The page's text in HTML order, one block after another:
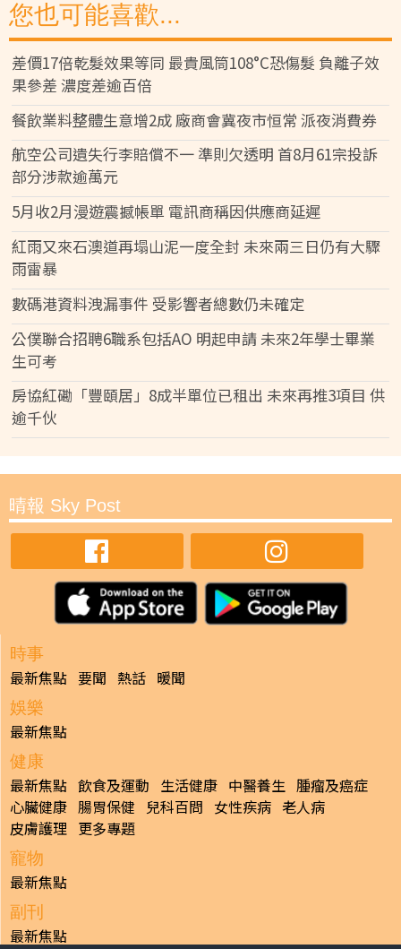
您也可能喜歡...
差價17倍乾髮效果等同 最貴風筒108°C恐傷髮 負離子效
果參差 濃度差逾百倍
餐飲業料整體生意增2成 廠商會冀夜市恒常 派夜消費券
航空公司遺失行李賠償不一 準則欠透明 首8月61宗投訴
部分涉款逾萬元
5月收2月漫遊震撼帳單 電訊商稱因供應商延遲
紅雨又來石澳道再塌山泥一度全封 未來兩三日仍有大驟
雨雷暴
數碼港資料洩漏事件 受影響者總數仍未確定
公僕聯合招聘6職系包括AO 明起申請 未來2年學士畢業
生可考
房協紅磡「豐頤居」8成半單位已租出 未來再推3項目 供
逾千伙
晴報 Sky Post
時事
最新焦點 要聞 熱話 暖聞
娛樂
最新焦點
健康
最新焦點 飲食及運動 生活健康 中醫養生 腫瘤及癌症
心臟健康 腸胃保健 兒科百問 女性疾病 老人病
皮膚護理 更多專題
寵物
最新焦點
副刊
最新焦點